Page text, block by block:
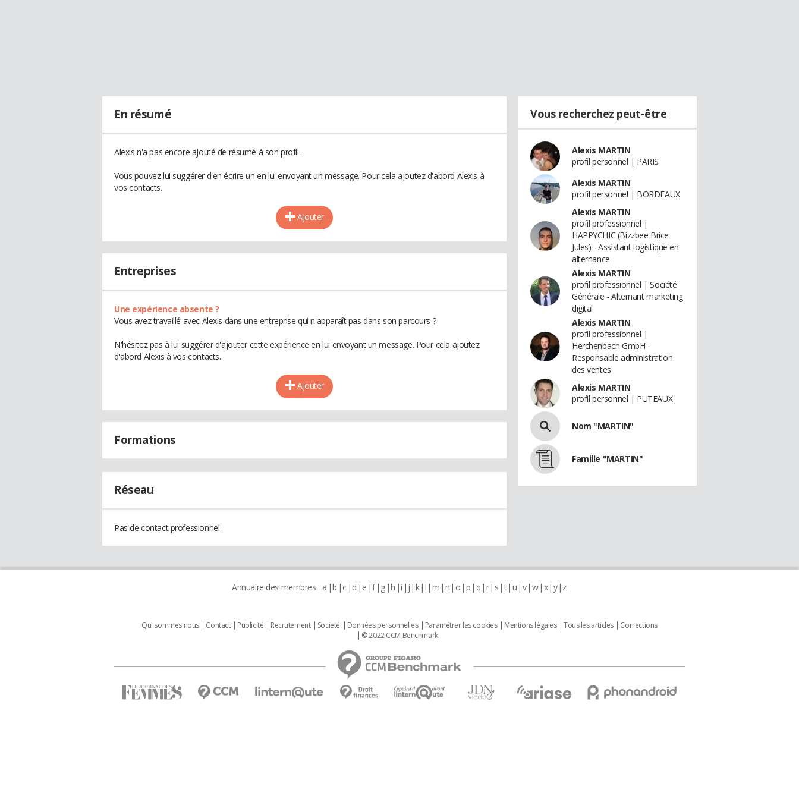
En résumé
Alexis n'a pas encore ajouté de résumé à son profil.
Vous pouvez lui suggérer d'en écrire un en lui envoyant un message. Pour cela ajoutez d'abord Alexis à
vos contacts.
Ajouter
Entreprises
Une expérience absente ?
Vous avez travaillé avec Alexis dans une entreprise qui n'apparaît pas dans son parcours ?
N'hésitez pas à lui suggérer d'ajouter cette expérience en lui envoyant un message. Pour cela ajoutez
d'abord Alexis à vos contacts.
Ajouter
Formations
Réseau
Pas de contact professionnel
Vous recherchez peut-être
Alexis MARTIN
profil personnel | PARIS
Alexis MARTIN
profil personnel | BORDEAUX
Alexis MARTIN
profil professionnel |
HAPPYCHIC (Bizzbee Brice
Jules) - Assistant logistique en
alternance
Alexis MARTIN
profil professionnel | Société
Générale - Alternant marketing
digital
Alexis MARTIN
profil professionnel |
Herchenbach GmbH -
Responsable administration
des ventes
Alexis MARTIN
profil personnel | PUTEAUX
Nom "MARTIN"
Famille "MARTIN"
Annuaire des membres : a b c d e f g h i j k l m n o p q r s t u v w x y z
Qui sommes nous Contact Publicité Recrutement Societé Données personnelles Paramétrer les cookies Mentions légales Tous les articles
Corrections
© 2022 CCM Benchmark